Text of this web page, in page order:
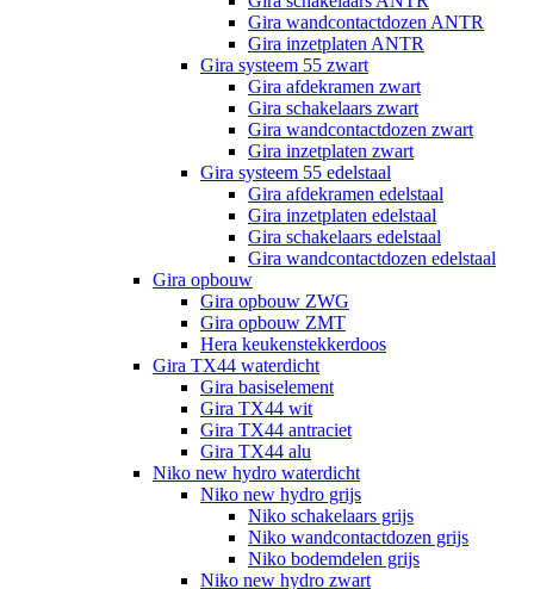
Gira wandcontactdozen ANTR
Gira inzetplaten ANTR
Gira systeem 55 zwart
Gira afdekramen zwart
Gira schakelaars zwart
Gira wandcontactdozen zwart
Gira inzetplaten zwart
Gira systeem 55 edelstaal
Gira afdekramen edelstaal
Gira inzetplaten edelstaal
Gira schakelaars edelstaal
Gira wandcontactdozen edelstaal
Gira opbouw
Gira opbouw ZWG
Gira opbouw ZMT
Hera keukenstekkerdoos
Gira TX44 waterdicht
Gira basiselement
Gira TX44 wit
Gira TX44 antraciet
Gira TX44 alu
Niko new hydro waterdicht
Niko new hydro grijs
Niko schakelaars grijs
Niko wandcontactdozen grijs
Niko bodemdelen grijs
Niko new hydro zwart